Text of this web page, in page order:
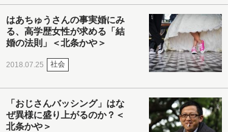
はあちゅうさんの事実婚にみ
る、高学歴女性が求める「結
婚の法則」＜北条かや＞
2018.07.25 社会
「おじさんバッシング」はな
ぜ異様に盛り上がるのか？＜
北条かや＞